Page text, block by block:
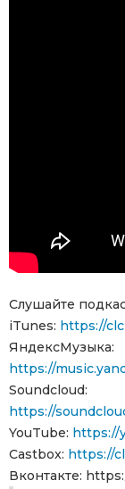
Слушайте
iTunes: https://
ЯндексМузыка:
https://
Soundcloud:
https://
YouTube: https://
Сastbox: https://
Вконтакте: